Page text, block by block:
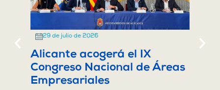
29 de julio de 2026
Alicante acogerá el IX
Congreso Nacional de Áreas
Empresariales